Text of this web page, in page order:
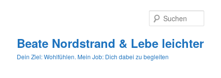
Beate Nordstrand & Lebe leichter
Dein Ziel: Wohlfühlen. Mein Job: Dich dabei zu begleiten